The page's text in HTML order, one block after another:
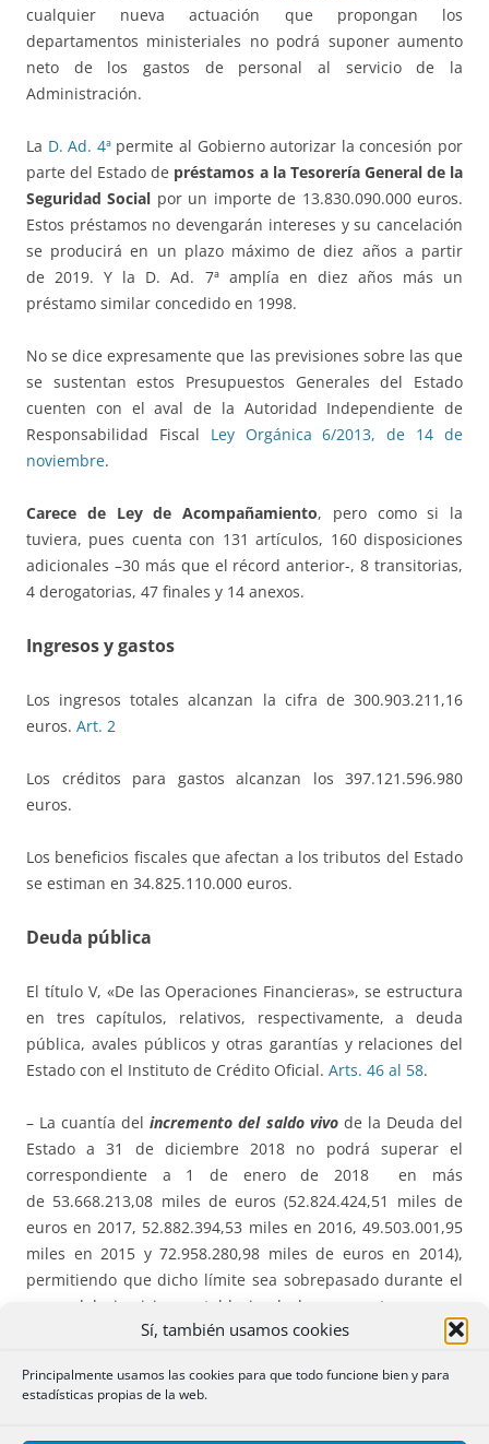
Sí, también usamos cookies
Principalmente usamos las cookies para que todo funcione bien y para
estadísticas propias de la web.
cualquier nueva actuación que propongan los
departamentos ministeriales no podrá suponer aumento
neto de los gastos de personal al servicio de la
Administración.
La D. Ad. 4ªpermite al Gobierno autorizar la concesión por
parte del Estado de préstamos a la Tesorería General de la
Seguridad Social por un importe de 13.830.090.000 euros.
Estos préstamos no devengarán intereses y su cancelación
se producirá en un plazo máximo de diez años a partir
de 2019. Y la D. Ad. 7ª amplía en diez años más un
préstamo similar concedido en 1998.
No se dice expresamente que las previsiones sobre las que
se sustentan estos Presupuestos Generales del Estado
cuenten con el aval de la Autoridad Independiente de
Responsabilidad Fiscal Ley Orgánica 6/2013, de 14 de
noviembre.
Carece de Ley de Acompañamiento, pero como si la
tuviera, pues cuenta con 131 artículos, 160 disposiciones
adicionales –30 más que el récord anterior-, 8 transitorias,
4 derogatorias, 47 finales y 14 anexos.
Ingresos y gastos
Los ingresos totales alcanzan la cifra de 300.903.211,16
euros. Art. 2
Los créditos para gastos alcanzan los 397.121.596.980
euros.
Los beneficios fiscales que afectan a los tributos del Estado
se estiman en 34.825.110.000 euros.
Deuda pública
El título V, «De las Operaciones Financieras», se estructura
en tres capítulos, relativos, respectivamente, a deuda
pública, avales públicos y otras garantías y relaciones del
Estado con el Instituto de Crédito Oficial. Arts. 46 al 58.
– La cuantía delincremento del saldo vivode la Deuda del
Estado a 31 de diciembre 2018 no podrá superar el
correspondiente a 1 de enero de 2018 en más
de 53.668.213,08 miles de euros (52.824.424,51 miles de
euros en 2017, 52.882.394,53 miles en 2016, 49.503.001,95
miles en 2015 y 72.958.280,98 miles de euros en 2014),
permitiendo que dicho límite sea sobrepasado durante el
curso del ejercicio y estableciendo los supuestos en que
quedará automáticamente revisado.
– El importe autorizado deDeuda para los Organismos